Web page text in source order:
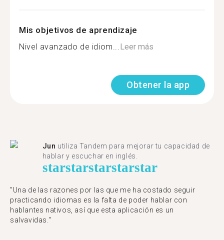
Mis objetivos de aprendizaje
Nivel avanzado de idiom...Leer más
Obtener la app
Jun utiliza Tandem para mejorar tu capacidad de
hablar y escuchar en inglés.
starstarstarstarstar
"Una de las razones por las que me ha costado seguir
practicando idiomas es la falta de poder hablar con
hablantes nativos, así que esta aplicación es un
salvavidas."